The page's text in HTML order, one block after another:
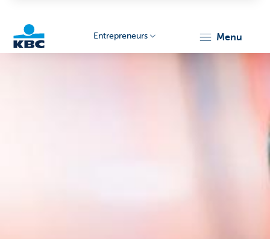
Entrepreneurs menu